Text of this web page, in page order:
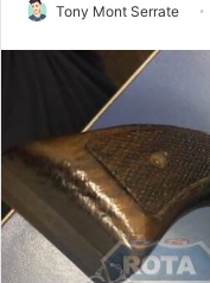
Tony Mont Serrate